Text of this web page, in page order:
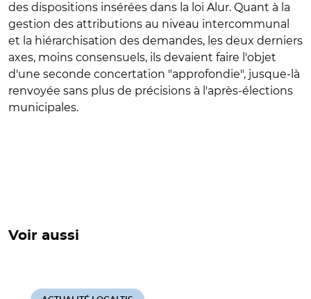
des dispositions insérées dans la loi Alur. Quant à la
gestion des attributions au niveau intercommunal
et la hiérarchisation des demandes, les deux derniers
axes, moins consensuels, ils devaient faire l'objet
d'une seconde concertation "approfondie", jusque-là
renvoyée sans plus de précisions à l'après-élections
municipales.
Voir aussi